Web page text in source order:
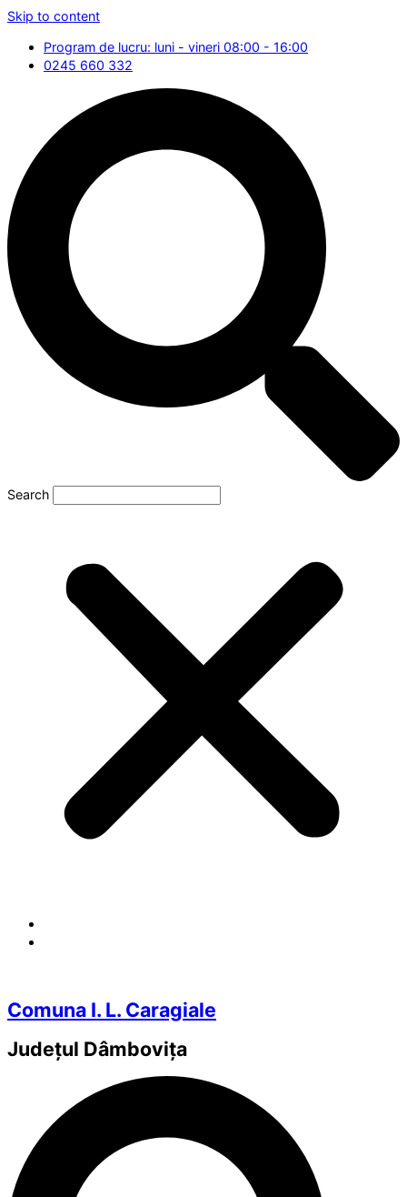
Skip to content
Program de lucru: luni - vineri 08:00 - 16:00
0245 660 332
Search
Comuna I. L. Caragiale
Județul Dâmbovița